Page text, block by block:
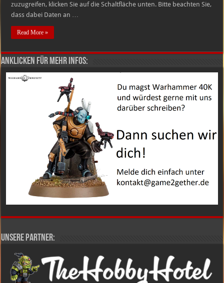
zuzugreifen, klicken Sie auf die Schaltfläche unten. Bitte beachten Sie,
dass dabei Daten an …
Read More »
Anklicken für mehr Infos:
Unsere Partner: